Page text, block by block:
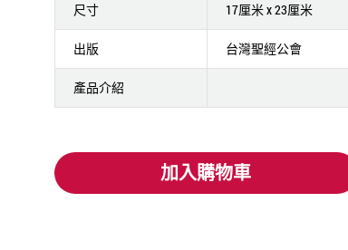
尺寸 17厘米 x 23厘米
出版 台灣聖經公會
產品介紹
加入購物車
加入購物車